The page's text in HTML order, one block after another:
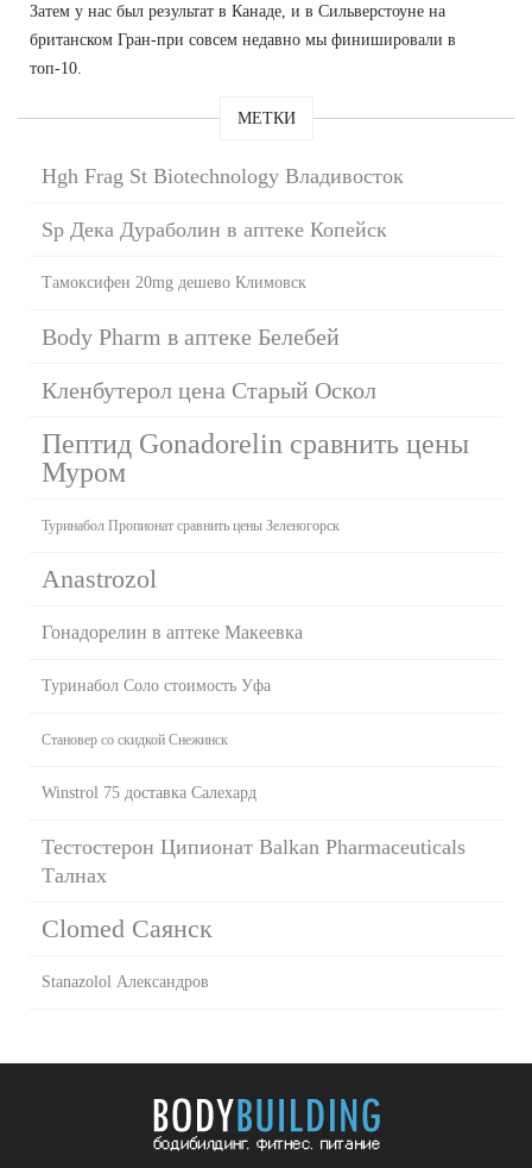
Затем у нас был результат в Канаде, и в Сильверстоуне на
британском Гран-при совсем недавно мы финишировали в
топ-10.
МЕТКИ
Hgh Frag St Biotechnology Владивосток
Sp Дека Дураболин в аптеке Копейск
Тамоксифен 20mg дешево Климовск
Body Pharm в аптеке Белебей
Кленбутерол цена Старый Оскол
Пептид Gonadorelin сравнить цены
Муром
Туринабол Пропионат сравнить цены Зеленогорск
Аnastrozol
Гонадорелин в аптеке Макеевка
Туринабол Соло стоимость Уфа
Становер со скидкой Снежинск
Winstrol 75 доставка Салехард
Тестостерон Ципионат Balkan Pharmaceuticals
Талнах
Clomed Саянск
Stanazolol Александров